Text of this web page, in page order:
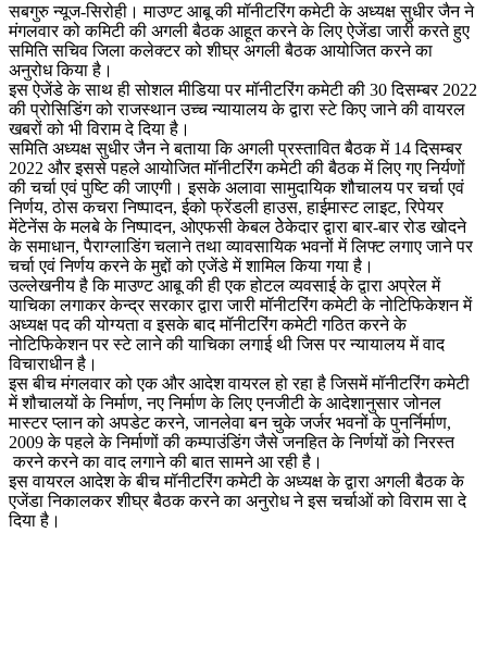
सबगुरु न्यूज-सिरोही। माउण्ट आबू की मॉनीटरिंग कमेटी के अध्यक्ष सुधीर जैन ने
मंगलवार को कमिटी की अगली बैठक आहूत करने के लिए ऐजेंडा जारी करते हुए
समिति सचिव जिला कलेक्टर को शीघ्र अगली बैठक आयोजित करने का
अनुरोध किया है।
इस ऐजेंडे के साथ ही सोशल मीडिया पर मॉनीटरिंग कमेटी की 30 दिसम्बर 2022
की प्रोसिडिंग को राजस्थान उच्च न्यायालय के द्वारा स्टे किए जाने की वायरल
खबरों को भी विराम दे दिया है।
समिति अध्यक्ष सुधीर जैन ने बताया कि अगली प्रस्तावित बैठक में 14 दिसम्बर
2022 और इससे पहले आयोजित मॉनीटरिंग कमेटी की बैठक में लिए गए निर्यणों
की चर्चा एवं पुष्टि की जाएगी। इसके अलावा सामुदायिक शौचालय पर चर्चा एवं
निर्णय, ठोस कचरा निष्पादन, ईको फ्रेंडली हाउस, हाईमास्ट लाइट, रिपेयर
मेंटेनेंस के मलबे के निष्पादन, ओएफसी केबल ठेेकेदार द्वारा बार-बार रोड खोदने
के समाधान, पैराग्लाडिंग चलाने तथा व्यावसायिक भवनों में लिफ्ट लगाए जाने पर
चर्चा एवं निर्णय करने के मुद्दों को एजेंडे में शामिल किया गया है।
उल्लेखनीय है कि माउण्ट आबू की ही एक होटल व्यवसाई के द्वारा अप्रेल में
याचिका लगाकर केन्द्र सरकार द्वारा जारी मॉनीटरिंग कमेटी के नोटिफिकेशन में
अध्यक्ष पद की योग्यता व इसके बाद मॉनीटरिंग कमेटी गठित करने के
नोटिफिकेशन पर स्टे लाने की याचिका लगाई थी जिस पर न्यायालय में वाद
विचाराधीन है।
इस बीच मंगलवार को एक और आदेश वायरल हो रहा है जिसमें मॉनीटरिंग कमेटी
में शौचालयों के निर्माण, नए निर्माण के लिए एनजीटी के आदेशानुसार जोनल
मास्टर प्लान को अपडेट करने, जानलेवा बन चुके जर्जर भवनों के पुनर्निर्माण,
2009 के पहले के निर्माणों की कम्पाउंडिंग जैसे जनहित के निर्णयों को निरस्त
करने करने का वाद लगाने की बात सामने आ रही है।
इस वायरल आदेश के बीच मॉनीटरिंग कमेटी के अध्यक्ष के द्वारा अगली बैठक के
एजेंडा निकालकर शीघ्र बैठक करने का अनुरोध ने इस चर्चाओं को विराम सा दे
दिया है।